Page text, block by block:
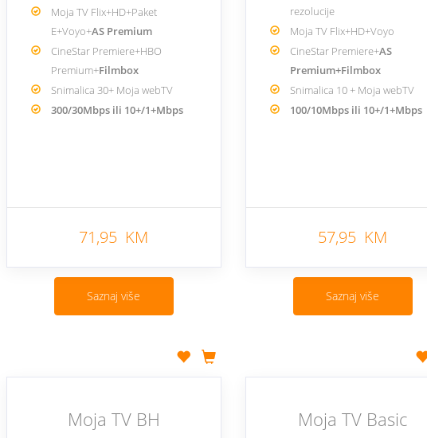
Moja TV Flix+HD+Paket
E+Voyo+AS Premium
CineStar Premiere+HBO
Premium+Filmbox
Snimalica 30+ Moja webTV
300/30Mbps ili 10+/1+Mbps
71,95 KM
Saznaj više
rezolucije
Moja TV Flix+HD+Voyo
CineStar Premiere+AS
Premium+Filmbox
Snimalica 10 + Moja webTV
100/10Mbps ili 10+/1+Mbps
57,95 KM
Saznaj više
Moja TV BH Moja TV Basic